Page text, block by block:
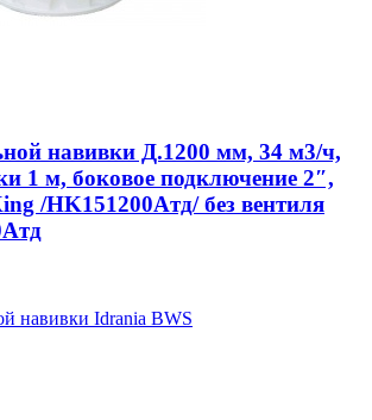
навивки Д.1200 мм, 34 м3/ч,
1 м, боковое подключение 2″,
/HK151200Aтд/ без вентиля